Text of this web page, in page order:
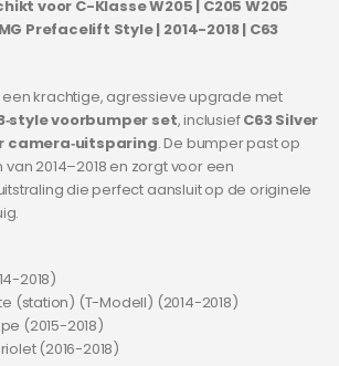
voor C-Klasse W205 | C205 W205
Prefacelift Style | 2014-2018 | C63
een krachtige, agressieve upgrade met
voorbumper set, inclusiefC63 Silver
camera‑uitsparing. De bumper past op
van 2014–2018 en zorgt voor een
die perfect aansluit op de originele
2018)
(station) (T-Modell) (2014-2018)
(2015-2018)
(2016-2018)